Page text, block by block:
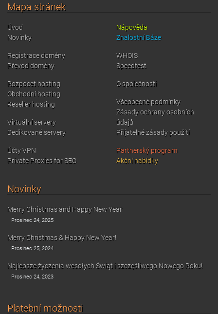
Mapa stránek
Úvod
Novinky
Registrace domény
Převod domény
Rozpocet hosting
Obchodní hosting
Reseller hosting
Virtuální servery
Dedikované servery
Účty VPN
Private Proxies for SEO
Nápověda
Znalostní Báze
WHOIS
Speedtest
O společnosti
Všeobecné podmínky
Zásady ochrany osobních
údajů
Přijatelné zásady použití
Partnerský program
Akční nabídky
Novinky
Merry Christmas and Happy New Year
Prosinec 24, 2025
Merry Christmas & Happy New Year!
Prosinec 25, 2024
Najlepsze życzenia wesołych Świąt i szczęśliwego Nowego Roku!
Prosinec 24, 2023
Platební možnosti